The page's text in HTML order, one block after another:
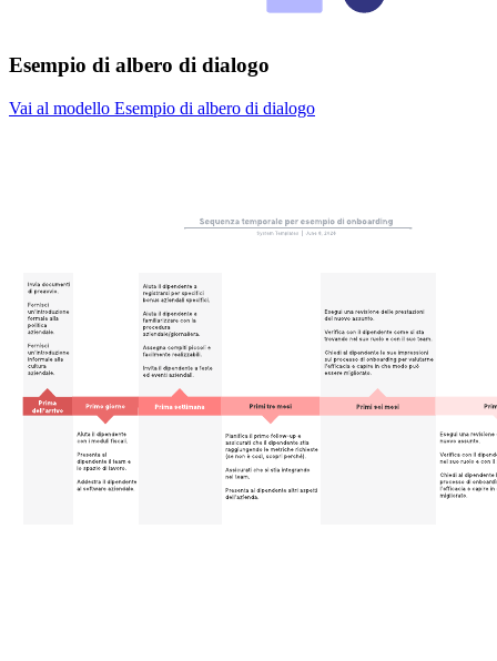
Esempio di albero di dialogo
Vai al modello Esempio di albero di dialogo